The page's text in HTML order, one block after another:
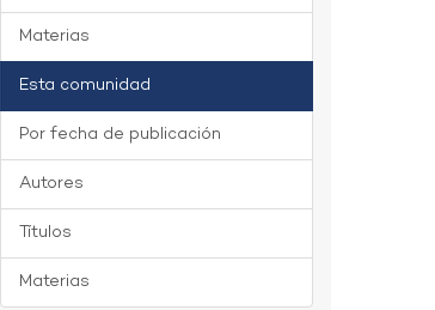
Materias
Esta comunidad
Por fecha de publicación
Autores
Títulos
Materias